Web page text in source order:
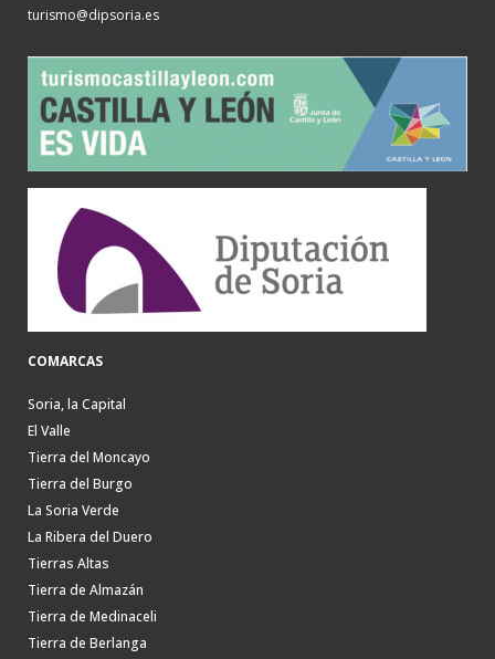
turismo@dipsoria.es
COMARCAS
Soria, la Capital
El Valle
Tierra del Moncayo
Tierra del Burgo
La Soria Verde
La Ribera del Duero
Tierras Altas
Tierra de Almazán
Tierra de Medinaceli
Tierra de Berlanga